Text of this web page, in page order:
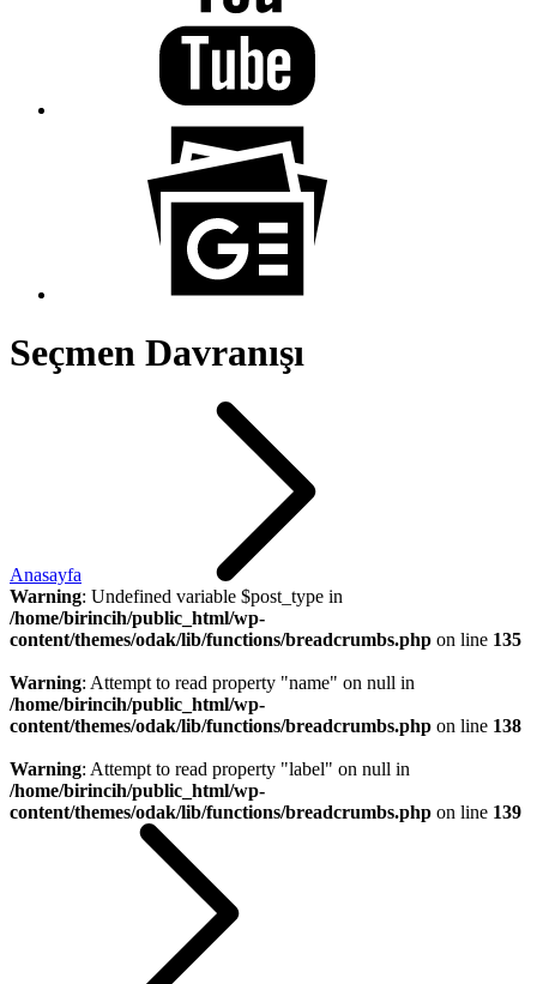
Seçmen Davranışı
Anasayfa
Warning: Undefined variable $post_type in
/home/birincih/public_html/wp-
content/themes/odak/lib/functions/breadcrumbs.php on line 135
Warning: Attempt to read property "name" on null in
/home/birincih/public_html/wp-
content/themes/odak/lib/functions/breadcrumbs.php on line 138
Warning: Attempt to read property "label" on null in
/home/birincih/public_html/wp-
content/themes/odak/lib/functions/breadcrumbs.php on line 139